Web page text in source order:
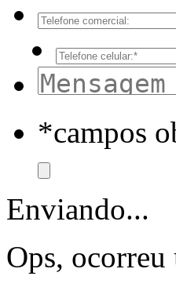
*campos
Enviando...
Ops, ocorreu